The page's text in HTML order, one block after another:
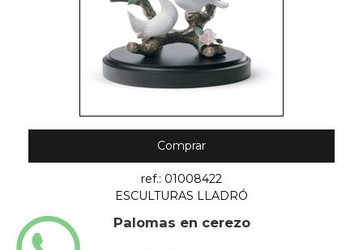
Comprar
ref.: 01008422
ESCULTURAS LLADRÓ
Palomas en cerezo